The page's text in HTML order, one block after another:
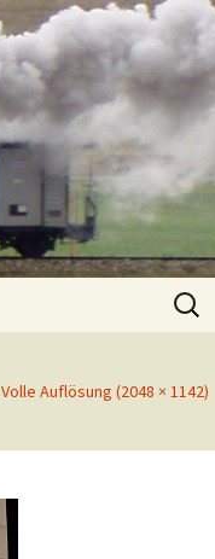
Suchen
nach:
Volle Auflösung (2048 × 1142)